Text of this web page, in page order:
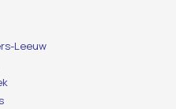
Leeuw